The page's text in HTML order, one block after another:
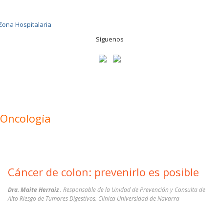
Síguenos
Oncología
Cáncer de colon: prevenirlo es posible
Dra. Maite Herraiz. Responsable de la Unidad de Prevención y Consulta de
Alto Riesgo de Tumores Digestivos. Clínica Universidad de Navarra